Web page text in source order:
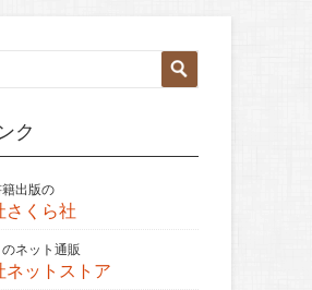
ク
出版の
さくら社
ネット通販
ネットストア